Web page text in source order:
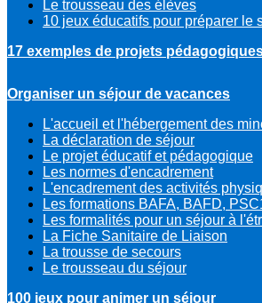
Le trousseau des élèves
10 jeux éducatifs pour préparer le
17 exemples de projets
Organiser un séjour de vacances
L'accueil et l'hébergement des
La déclaration de séjour
Le projet éducatif et pédagogique
Les normes d'encadrement
L'encadrement des activités
Les formations BAFA, BAFD,
Les formalités pour un séjour à
La Fiche Sanitaire de Liaison
La trousse de secours
Le trousseau du séjour
100 jeux pour animer un séjour